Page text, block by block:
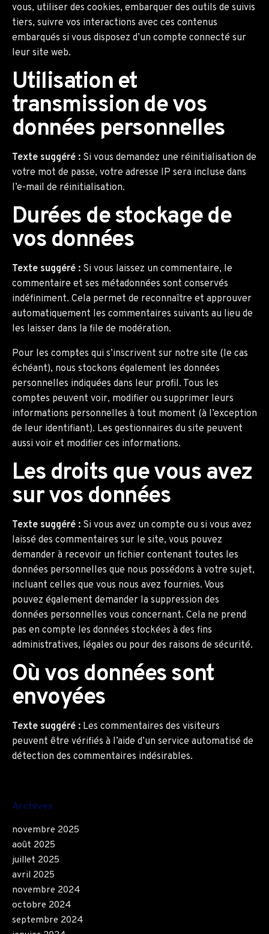
Archives
novembre 2025
août 2025
juillet 2025
avril 2025
novembre 2024
octobre 2024
septembre 2024
vous, utiliser des cookies, embarquer des outils de suivis
tiers, suivre vos interactions avec ces contenus
embarqués si vous disposez d’un compte connecté sur
leur site web.
Utilisation et
transmission de vos
données personnelles
Texte suggéré : Si vous demandez une réinitialisation de
votre mot de passe, votre adresse IP sera incluse dans
l’e-mail de réinitialisation.
Durées de stockage de
vos données
Texte suggéré : Si vous laissez un commentaire, le
commentaire et ses métadonnées sont conservés
indéfiniment. Cela permet de reconnaître et approuver
automatiquement les commentaires suivants au lieu de
les laisser dans la file de modération.
Pour les comptes qui s’inscrivent sur notre site (le cas
échéant), nous stockons également les données
personnelles indiquées dans leur profil. Tous les
comptes peuvent voir, modifier ou supprimer leurs
informations personnelles à tout moment (à l’exception
de leur identifiant). Les gestionnaires du site peuvent
aussi voir et modifier ces informations.
Les droits que vous avez
sur vos données
Texte suggéré : Si vous avez un compte ou si vous avez
laissé des commentaires sur le site, vous pouvez
demander à recevoir un fichier contenant toutes les
données personnelles que nous possédons à votre sujet,
incluant celles que vous nous avez fournies. Vous
pouvez également demander la suppression des
données personnelles vous concernant. Cela ne prend
pas en compte les données stockées à des fins
administratives, légales ou pour des raisons de sécurité.
Où vos données sont
envoyées
Texte suggéré : Les commentaires des visiteurs
peuvent être vérifiés à l’aide d’un service automatisé de
détection des commentaires indésirables.